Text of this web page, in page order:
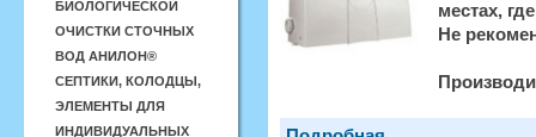
БИОЛОГИЧЕСКОЙ
ОЧИСТКИ СТОЧНЫХ
ВОД АНИЛОН®
СЕПТИКИ, КОЛОДЦЫ,
ЭЛЕМЕНТЫ ДЛЯ
ИНДИВИДУАЛЬНЫХ
местах,
Не